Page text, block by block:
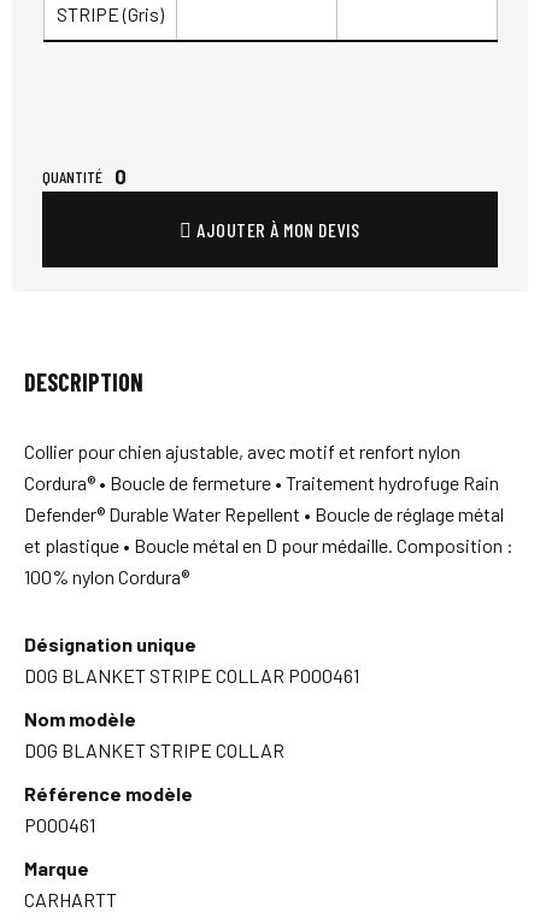
STRIPE (Gris)
QUANTITÉ 0
AJOUTER À MON DEVIS
DESCRIPTION
Collier pour chien ajustable, avec motif et renfort nylon
Cordura® • Boucle de fermeture • Traitement hydrofuge Rain
Defender® Durable Water Repellent • Boucle de réglage métal
et plastique • Boucle métal en D pour médaille. Composition :
100% nylon Cordura®
Désignation unique
DOG BLANKET STRIPE COLLAR P000461
Nom modèle
DOG BLANKET STRIPE COLLAR
Référence modèle
P000461
Marque
CARHARTT